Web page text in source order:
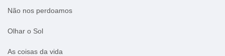
Não nos perdoamos
Olhar o Sol
As coisas da vida